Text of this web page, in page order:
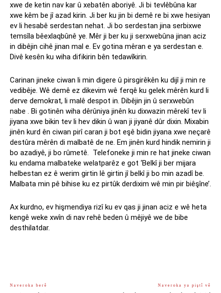
xwe de ketin nav kar û xebatên aboriyê. Ji bi tevlêbûna kar
xwe kêm be jî azad kirin. Ji ber ku jin bi demê re bi xwe hesiyan
ev li hesabê serdestan nehat. Ji bo serdestan jina serbixwe
temsîla bêexlaqbûnê ye. Mêr ji ber ku ji serxwebûna jinan aciz
in dibêjin cihê jinan mal e. Ev gotina mêran e ya serdestan e.
Divê kesên ku wiha difikirin bên tedawîkirin.
Carinan jineke ciwan li min digere û pirsgirêkên ku dijî ji min re
vedibêje. Wê demê ez dikevim wê ferqê ku gelek mêrên kurd li
derve demokrat, li malê despot in. Dibêjin jin û serxwebûn
nabe . Bi gotinên wiha dêrûniya jinên ku dixwazin mêrekî tev li
jiyana xwe bikin tev li hev dikin û wan ji jiyanê dûr dixin. Mixabin
jinên kurd ên ciwan pirî caran ji bot eşê bidin jiyana xwe neçarê
destûra mêrên di malbatê de ne. Em jinên kurd hindik nemirin ji
bo azadiyê, ji bo rûmetê. Telefoneke ji min re hat jineke ciwan
ku endama malbateke welatparêz e got ‘Belkî ji ber mijara
helbestan ez ê werim girtin lê girtin jî belkî ji bo min azadî be.
Malbata min pê bihise ku ez pirtûk derdixim wê min pir biêşîne’.
Ax kurdno, ev hişmendiya rizî ku ev qas ji jinan aciz e wê heta
kengê weke xwîn di nav rehê beden û mêjiyê we de bibe
desthilatdar.
Naveroka berê Naveroka ya piştî vê